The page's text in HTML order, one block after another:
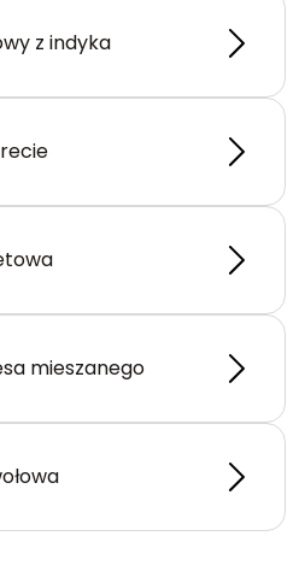
z indyka
mieszanego